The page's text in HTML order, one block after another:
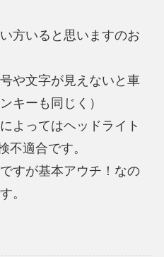
方いると思いますのお
や文字が見えないと車
キーも同じく）
よってはヘッドライト
不適合です。
すが基本アウチ！なの
。